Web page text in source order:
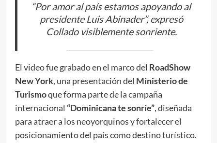
“Por amor al país estamos apoyando al
presidente Luis Abinader”, expresó
Collado visiblemente sonriente.
El video fue grabado en el marco del RoadShow
New York, una presentación del Ministerio de
Turismoque forma parte de la campaña
internacional “Dominicana te sonríe”, diseñada
para atraer a los neoyorquinos y fortalecer el
posicionamiento del país como destino turístico.